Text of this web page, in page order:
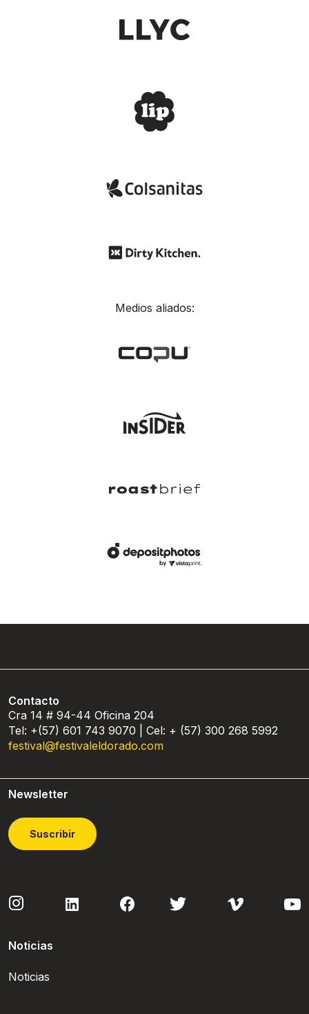
Medios aliados:
Contacto
Cra 14 # 94-44 Oficina 204
Tel: +(57) 601 743 9070 | Cel: + (57) 300 268 5992
festival@festivaleldorado.com
Newsletter
Suscribir
Noticias
Noticias